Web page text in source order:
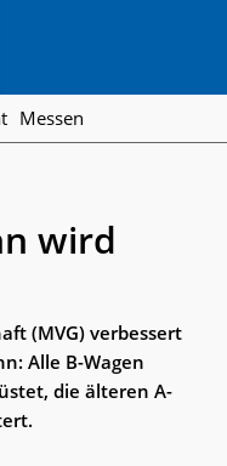
Messen
wird
(MVG) verbessert
Alle B-Wagen
die älteren A-